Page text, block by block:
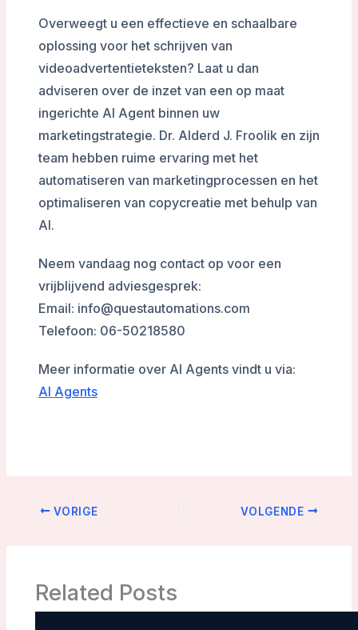
Overweegt u een effectieve en schaalbare
oplossing voor het schrijven van
videoadvertentieteksten? Laat u dan
adviseren over de inzet van een op maat
ingerichte AI Agent binnen uw
marketingstrategie. Dr. Alderd J. Froolik en zijn
team hebben ruime ervaring met het
automatiseren van marketingprocessen en het
optimaliseren van copycreatie met behulp van
AI.
Neem vandaag nog contact op voor een
vrijblijvend adviesgesprek:
Email: info@questautomations.com
Telefoon: 06-50218580
Meer informatie over AI Agents vindt u via:
AI Agents
VORIGE VOLGENDE
Related Posts